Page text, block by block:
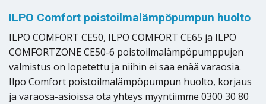
ILPO Comfort poistoilmalämpöpumpun huolto
ILPO COMFORT CE50, ILPO COMFORT CE65 ja ILPO
COMFORTZONE CE50-6 poistoilmalämpöpumppujen
valmistus on lopetettu ja niihin ei saa enää varaosia.
Ilpo Comfort poistoilmalämpöpumpun huolto, korjaus
ja varaosa-asioissa ota yhteys myyntiimme 0300 30 80